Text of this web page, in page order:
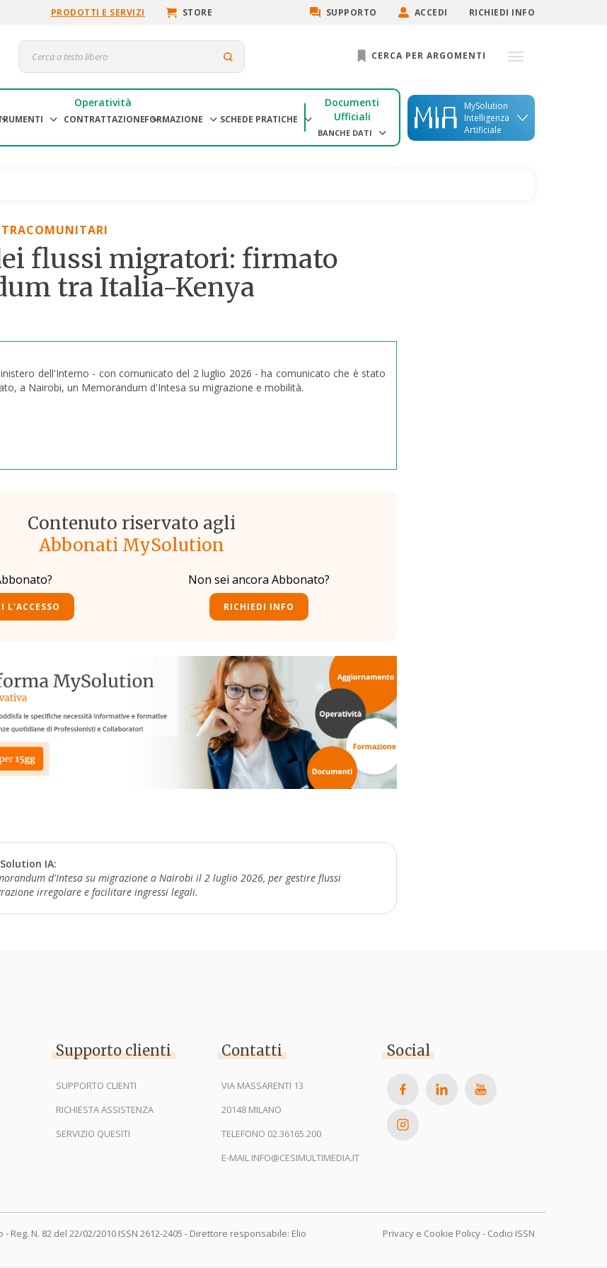
PRODOTTI E SERVIZI STORE SUPPORTO ACCEDI RICHIEDI INFO
CERCA PER ARGOMENTI
Operatività
CONTRATTAZIONEFORMAZIONE SCHEDE PRATICHE
Documenti
Ufficiali
BANCHE DATI
MySolution
Intelligenza
Artificiale
flussi migratori: firmato
tra Italia-Kenya
dell'Interno - con comunicato del 2 luglio 2026 - ha comunicato che è stato
a Nairobi, un Memorandum d'Intesa su migrazione e mobilità.
Contenuto riservato agli
Abbonati MySolution
L'ACCESSO
Non sei ancora Abbonato?
RICHIEDI INFO
IA:
d'Intesa su migrazione a Nairobi il 2 luglio 2026, per gestire flussi
irregolare e facilitare ingressi legali.
Supporto clienti
SUPPORTO CLIENTI
RICHIESTA ASSISTENZA
SERVIZIO QUESITI
Contatti
VIA MASSARENTI 13
20148 MILANO
TELEFONO 02.36165.200
E-MAIL INFO@CESIMULTIMEDIA.IT
Social
N. 82 del 22/02/2010 ISSN 2612-2405 - Direttore responsabile: Elio
Privacy e Cookie Policy- Codici ISSN